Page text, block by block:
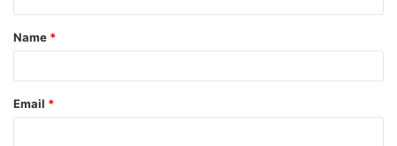
t
*
Name *
Email *